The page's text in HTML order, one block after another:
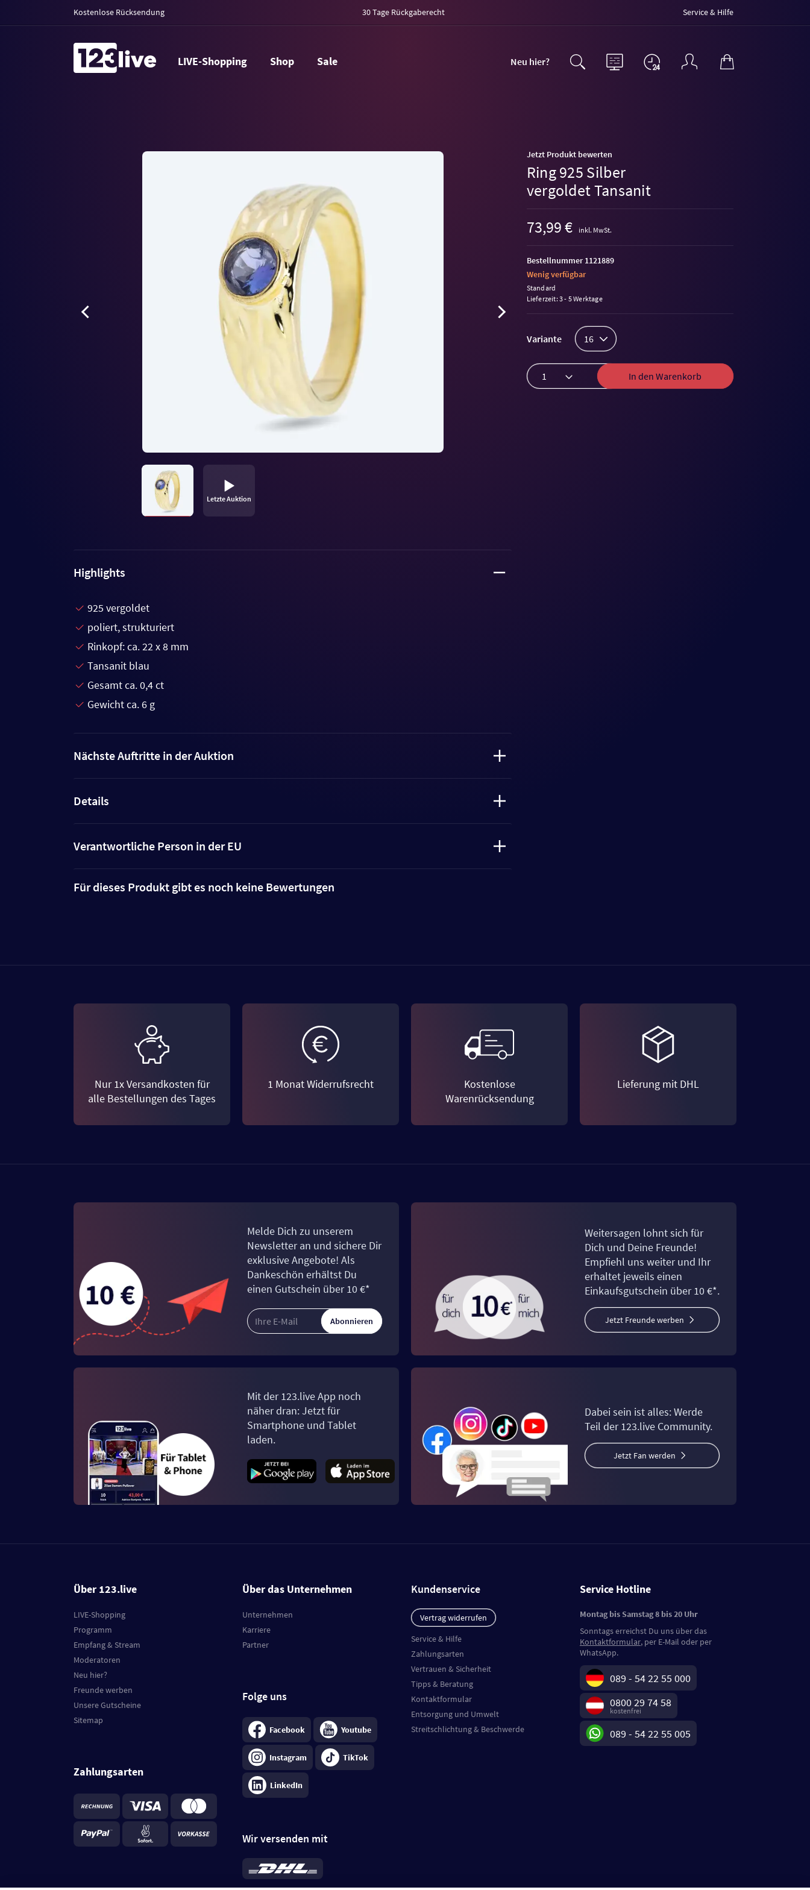
Kostenlose Rücksendung 30 Tage Rückgaberecht Service & Hilfe
LIVE-Shopping Shop Sale Neu hier?
Letzte Auktion
Jetzt Produkt bewerten
Ring 925 Silber
vergoldet Tansanit
73,99 €
inkl. MwSt.
Variante 16
In den Warenkorb
Bestellnummer 1121889
Wenig verfügbar
Standard
Lieferzeit: 3 - 5 Werktage
Highlights
925 vergoldet
poliert, strukturiert
Rinkopf: ca. 22 x 8 mm
Tansanit blau
Gesamt ca. 0,4 ct
Gewicht ca. 6 g
Nächste Auftritte in der Auktion
Details
Verantwortliche Person in der EU
Für dieses Produkt gibt es noch keine Bewertungen
Nur 1x Versandkosten für
alle Bestellungen des Tages
1 Monat Widerrufsrecht
Kostenlose
Warenrücksendung
Lieferung mit DHL
Melde Dich zu unserem
Newsletter an und sichere Dir
exklusive Angebote! Als
Dankeschön erhältst Du
einen Gutschein über 10 €*
Abonnieren
Weitersagen lohnt sich für
Dich und Deine Freunde!
Empfiehl uns weiter und Ihr
erhaltet jeweils einen
Einkaufsgutschein über 10 €*.
Jetzt Freunde werben
Mit der 123.live App noch
näher dran: Jetzt für
Smartphone und Tablet
laden.
Dabei sein ist alles: Werde
Teil der 123.live Community.
Jetzt Fan werden
Über 123.live
LIVE-Shopping
Programm
Empfang & Stream
Moderatoren
Neu hier?
Freunde werben
Unsere Gutscheine
Sitemap
Zahlungsarten
Über das Unternehmen
Unternehmen
Karriere
Partner
Folge uns
Facebook Youtube
Instagram TikTok
LinkedIn
Wir versenden mit
Kundenservice
Vertrag widerrufen
Service & Hilfe
Zahlungsarten
Vertrauen & Sicherheit
Tipps & Beratung
Kontaktformular
Entsorgung und Umwelt
Streitschlichtung & Beschwerde
Service Hotline
Montag bis Samstag 8 bis 20 Uhr
Sonntags erreichst Du uns über das
Kontaktformular, per E-Mail oder per
WhatsApp.
089 - 54 22 55 000
0800 29 74 58
kostenfrei
089 - 54 22 55 005